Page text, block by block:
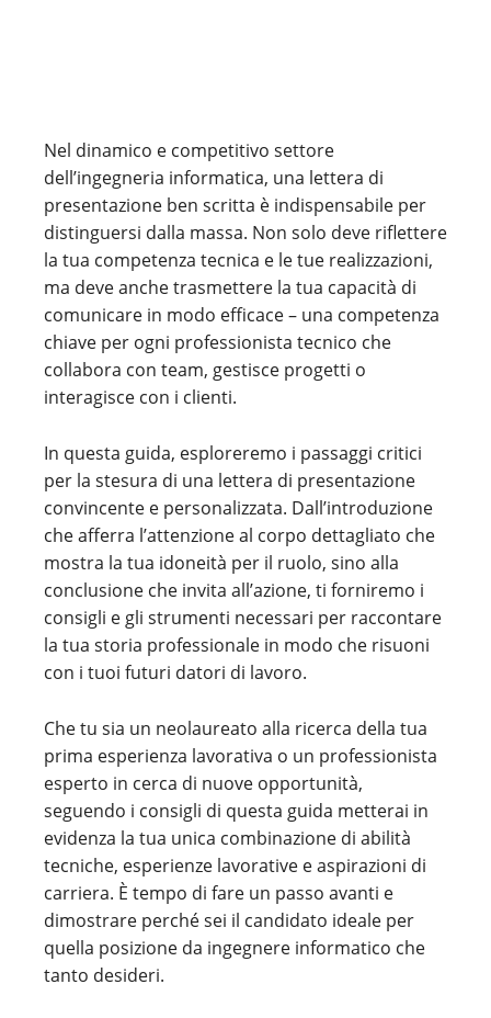
Nel dinamico e competitivo settore
dell’ingegneria informatica, una lettera di
presentazione ben scritta è indispensabile per
distinguersi dalla massa. Non solo deve riflettere
la tua competenza tecnica e le tue realizzazioni,
ma deve anche trasmettere la tua capacità di
comunicare in modo efficace – una competenza
chiave per ogni professionista tecnico che
collabora con team, gestisce progetti o
interagisce con i clienti.
In questa guida, esploreremo i passaggi critici
per la stesura di una lettera di presentazione
convincente e personalizzata. Dall’introduzione
che afferra l’attenzione al corpo dettagliato che
mostra la tua idoneità per il ruolo, sino alla
conclusione che invita all’azione, ti forniremo i
consigli e gli strumenti necessari per raccontare
la tua storia professionale in modo che risuoni
con i tuoi futuri datori di lavoro.
Che tu sia un neolaureato alla ricerca della tua
prima esperienza lavorativa o un professionista
esperto in cerca di nuove opportunità,
seguendo i consigli di questa guida metterai in
evidenza la tua unica combinazione di abilità
tecniche, esperienze lavorative e aspirazioni di
carriera. È tempo di fare un passo avanti e
dimostrare perché sei il candidato ideale per
quella posizione da ingegnere informatico che
tanto desideri.